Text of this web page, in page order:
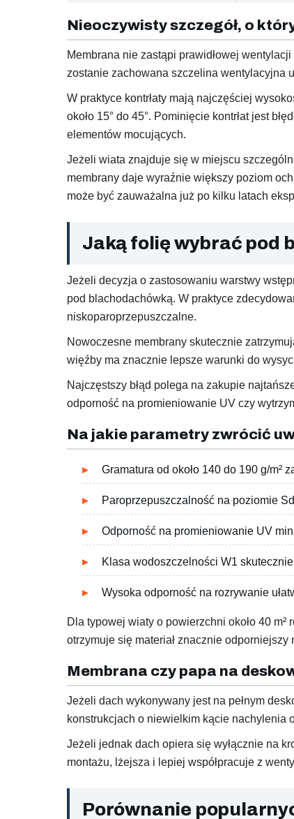
Nieoczywisty szczegół, o
Membrana nie zastąpi prawidłowej
zostanie zachowana szczelina wentylacyjna
W praktyce kontrłaty mają najczęściej
około 15° do 45°. Pominięcie kontrłat jest
elementów mocujących.
Jeżeli wiata znajduje się w miejscu
membrany daje wyraźnie większy poziom
może być zauważalna już po kilku latach
Jaką folię wybrać pod
Jeżeli decyzja o zastosowaniu warstwy
pod blachodachówką. W praktyce
niskoparoprzepuszczalne.
Nowoczesne membrany skutecznie
więźby ma znacznie lepsze warunki do
Najczęstszy błąd polega na zakupie
odporność na promieniowanie UV czy
Na jakie parametry zwrócić
Gramatura od około 140 do 190 g/m²
Paroprzepuszczalność na poziomie
Odporność na promieniowanie UV
Klasa wodoszczelności W1
Wysoka odporność na rozrywanie
Dla typowej wiaty o powierzchni około 40
otrzymuje się materiał znacznie
Membrana czy papa na
Jeżeli dach wykonywany jest na pełnym
konstrukcjach o niewielkim kącie nachylenia
Jeżeli jednak dach opiera się wyłącznie na
montażu, lżejsza i lepiej współpracuje z
Porównanie